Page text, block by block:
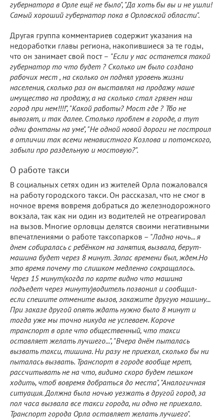
губернатора в Орле ещё не было", "Да хоть бы вы и не ушли!
Самый хороший губернатор пока в Орловской области".
Другая группа комментариев содержит указания на
недоработки главы региона, накопившиеся за те годы,
что он занимает свой пост – "Если у нас останется такой
губернатор то что будет ? Сколько им было создано
рабочих мест , на сколько он поднял уровень жизни
населения, сколько раз он выставлял на продажу наше
имущество на продажу, а на сколько стал грязен наш
город при нем!!!!", "Какой работы? Мост где ? Тбо не
вывозят, и так далее. Столько проблем в городе, а тут
одни фонтаны на уме", "Не одной новой дороги не построил
в отличии так всеми ненавистного Козлова и потомского,
забыли про раздельную и мостовую?".
О работе такси
В социальных сетях один из жителей Орла пожаловался
на работу городского такси. Он рассказал, что не смог в
ночное время вовремя добраться до железнодорожного
вокзала, так как ни один из водителей не отреагировал
на вызов. Многие орловцы делятся своими негативными
впечатлениями о работе таксопарков – "Ладно ночь... я
днем собиралась с ребёнком на занятия, вызвала, берут-
машина будет через 8 минут. Запас времени был, ждем.Но
это время почему то слишком медленно сокращалось.
Через 15 минут(когда по карте видно что машина
подъедет через минуту)водитель позвонил и сообщил-
если спешите отмените вызов, закажите другую машину...
При заказе другой опять ждать нужно было 8 минут и
тогда уже мы точно никуда не успеваем. Короче
транспорт в орле что общественный, что такси
оставляет желать лучшего...", "Вчера днём пыталась
вызвать такси, тишина. Ни разу не приехал, сколько бы ни
пыталась вызвать. Транспорт в городе вообще мрет,
рассчитывать не на что, видимо скоро будем пешком
ходить, чтоб вовремя добраться до места", "Аналогичная
ситуация. Должна была ночью уезжать в другой город, за
пол часа вызвала все такси города, ни одно не приехало.
Транспорт города Орла оставляет желать лучшего".